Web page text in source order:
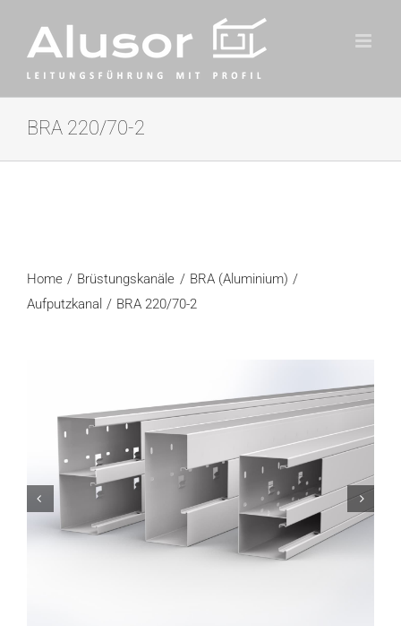
Inhalt
springen
BRA 220/70-2
Home Brüstungskanäle
BRA (Aluminium)
Aufputzkanal
BRA 220/70-2